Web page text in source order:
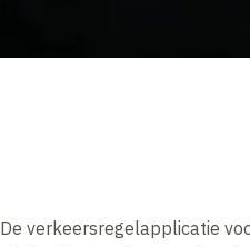
De verkeersregelapplicatie